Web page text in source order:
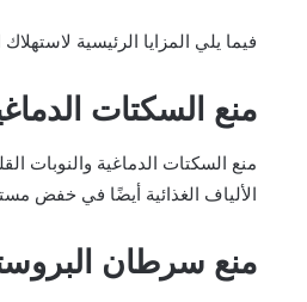
فيما يلي المزايا الرئيسية
منع السكتات
منع السكتات الدماغية والنوبات
الألياف الغذائية أيضًا في خفض
منع سرطان